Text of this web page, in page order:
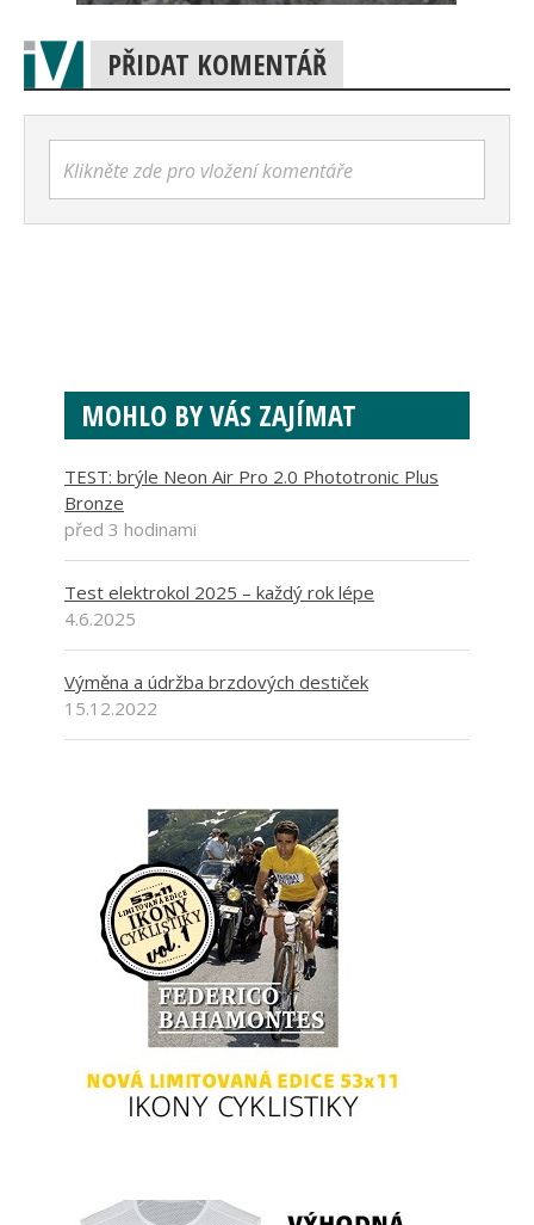
PŘIDAT KOMENTÁŘ
Klikněte zde pro vložení komentáře
MOHLO BY VÁS ZAJÍMAT
TEST: brýle Neon Air Pro 2.0 Phototronic Plus
Bronze
před 3 hodinami
Test elektrokol 2025 – každý rok lépe
4.6.2025
Výměna a údržba brzdových destiček
15.12.2022